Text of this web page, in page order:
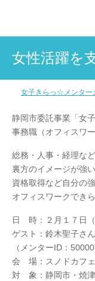
女性活躍を
女子きらっ☆メンター
静岡市委託事業「女
事務職（オフィスワ
総務・人事・経理な
裏方のイメージが強い
資格取得など自分の
オフィスワークでき
日 時：２月１７日（
ゲスト：鈴木聖子さ
（メンターID：
会 場：スノドカフ
対 象：静岡市・焼